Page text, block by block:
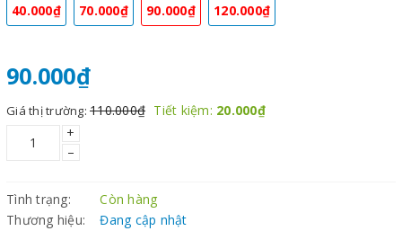
40.000₫
70.000₫
90.000₫
120.000₫
90.000₫
Giá thị trường: 110.000₫ Tiết kiệm: 20.000₫
+
–
Tình trạng:
Còn hàng
Thương hiệu:
Đang cập nhật